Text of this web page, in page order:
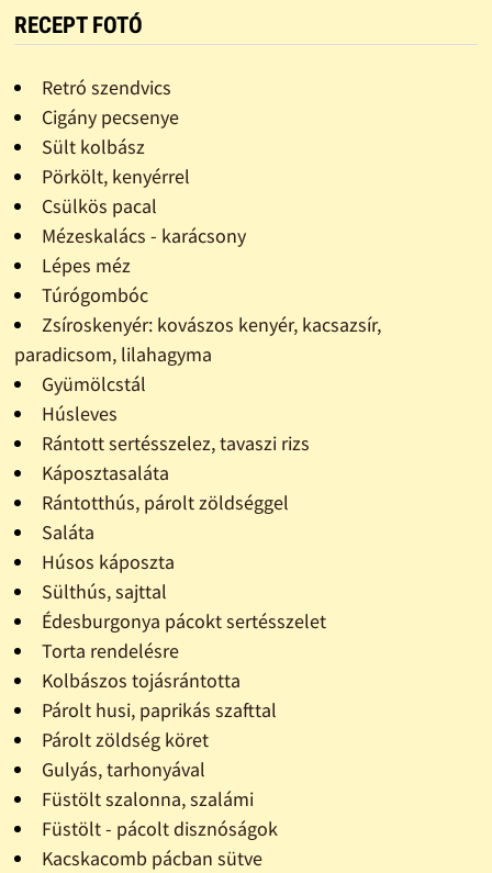
RECEPT FOTÓ
Retró szendvics
Cigány pecsenye
Sült kolbász
Pörkölt, kenyérrel
Csülkös pacal
Mézeskalács - karácsony
Lépes méz
Túrógombóc
Zsíroskenyér: kovászos kenyér, kacsazsír,
paradicsom, lilahagyma
Gyümölcstál
Húsleves
Rántott sertésszelez, tavaszi rizs
Káposztasaláta
Rántotthús, párolt zöldséggel
Saláta
Húsos káposzta
Sülthús, sajttal
Édesburgonya pácokt sertésszelet
Torta rendelésre
Kolbászos tojásrántotta
Párolt husi, paprikás szafttal
Párolt zöldség köret
Gulyás, tarhonyával
Füstölt szalonna, szalámi
Füstölt - pácolt disznóságok
Kacskacomb pácban sütve